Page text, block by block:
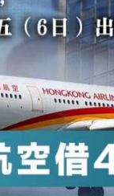
點後回穩 全周仍
玩具「反」斗城
收跌 連挫7周創逾3
價出口增近24%
市撐日圓 4月單
事快結束 承認
再出手 斥4億美元